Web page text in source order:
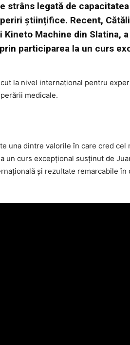
strâns legată de
științifice. Recent,
Machine din Slatina,
participarea la un curs
la nivel internațional pentru
medicale.
una dintre valorile în care cred cel
un curs excepțional susținut de
și rezultate remarcabile în